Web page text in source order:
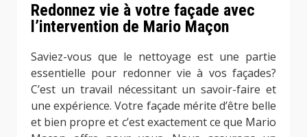
Redonnez vie à votre façade avec
l’intervention de Mario Maçon
Saviez-vous que le nettoyage est une partie
essentielle pour redonner vie à vos façades?
C’est un travail nécessitant un savoir-faire et
une expérience. Votre façade mérite d’être belle
et bien propre et c’est exactement ce que Mario